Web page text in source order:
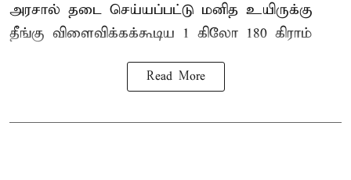
அரசால் தடை செய்யப்பட்டு மனித உயிருக்கு
தீங்கு விளைவிக்கக்கூடிய 1 கிலோ 180 கிராம்
Read More